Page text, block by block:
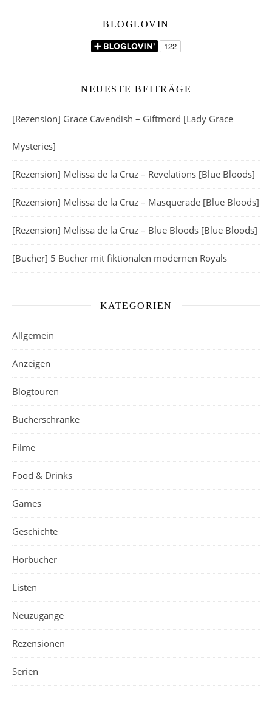
BLOGLOVIN
NEUESTE BEITRÄGE
[Rezension] Grace Cavendish – Giftmord [Lady Grace
Mysteries]
[Rezension] Melissa de la Cruz – Revelations [Blue Bloods]
[Rezension] Melissa de la Cruz – Masquerade [Blue Bloods]
[Rezension] Melissa de la Cruz – Blue Bloods [Blue Bloods]
[Bücher] 5 Bücher mit fiktionalen modernen Royals
KATEGORIEN
Allgemein
Anzeigen
Blogtouren
Bücherschränke
Filme
Food & Drinks
Games
Geschichte
Hörbücher
Listen
Neuzugänge
Rezensionen
Serien